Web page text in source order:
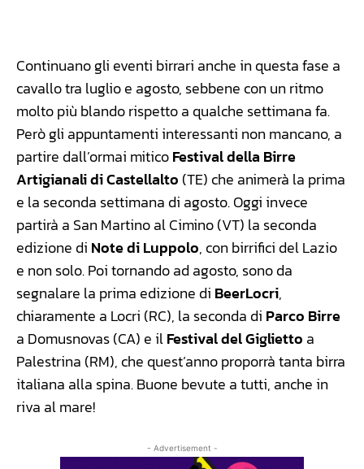
Continuano gli eventi birrari anche in questa fase a
cavallo tra luglio e agosto, sebbene con un ritmo
molto più blando rispetto a qualche settimana fa.
Però gli appuntamenti interessanti non mancano, a
partire dall’ormai miticoFestival della Birre
Artigianali di Castellalto (TE) che animerà la prima
e la seconda settimana di agosto. Oggi invece
partirà a San Martino al Cimino (VT) la seconda
edizione di Note di Luppolo, con birrifici del Lazio
e non solo. Poi tornando ad agosto, sono da
segnalare la prima edizione di BeerLocri,
chiaramente a Locri (RC), la seconda di Parco Birre
a Domusnovas (CA) e ilFestival del Giglietto a
Palestrina (RM), che quest’anno proporrà tanta birra
italiana alla spina. Buone bevute a tutti, anche in
riva al mare!
- Advertisement -